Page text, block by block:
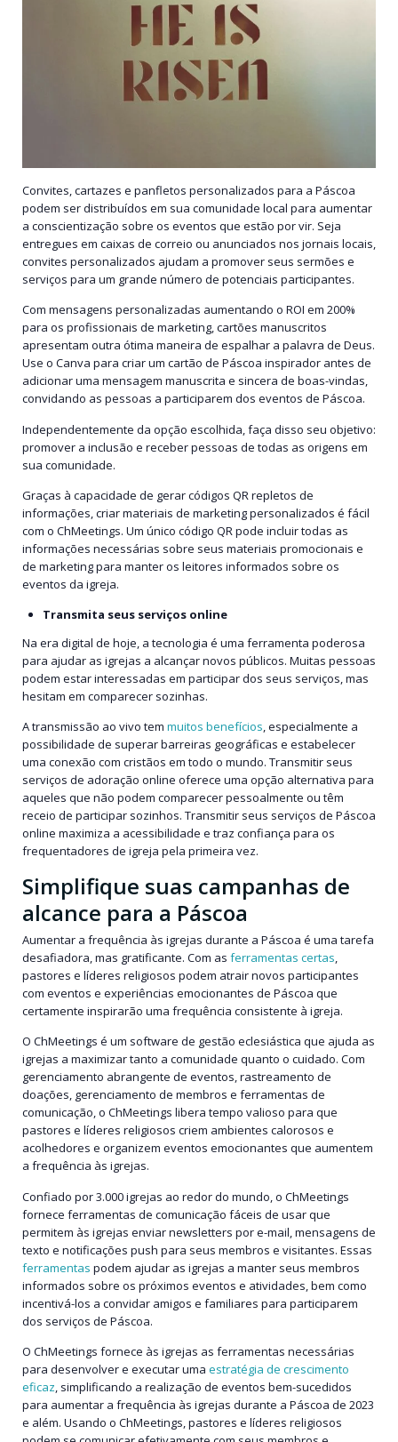
Convites, cartazes e panfletos personalizados para a Páscoa
podem ser distribuídos em sua comunidade local para aumentar
a conscientização sobre os eventos que estão por vir. Seja
entregues em caixas de correio ou anunciados nos jornais locais,
convites personalizados ajudam a promover seus sermões e
serviços para um grande número de potenciais participantes.
Com mensagens personalizadas aumentando o ROI em 200%
para os profissionais de marketing, cartões manuscritos
apresentam outra ótima maneira de espalhar a palavra de Deus.
Use o Canva para criar um cartão de Páscoa inspirador antes de
adicionar uma mensagem manuscrita e sincera de boas-vindas,
convidando as pessoas a participarem dos eventos de Páscoa.
Independentemente da opção escolhida, faça disso seu objetivo:
promover a inclusão e receber pessoas de todas as origens em
sua comunidade.
Graças à capacidade de gerar códigos QR repletos de
informações, criar materiais de marketing personalizados é fácil
com o ChMeetings. Um único código QR pode incluir todas as
informações necessárias sobre seus materiais promocionais e
de marketing para manter os leitores informados sobre os
eventos da igreja.
Transmita seus serviços online
Na era digital de hoje, a tecnologia é uma ferramenta poderosa
para ajudar as igrejas a alcançar novos públicos. Muitas pessoas
podem estar interessadas em participar dos seus serviços, mas
hesitam em comparecer sozinhas.
A transmissão ao vivo tem muitos benefícios, especialmente a
possibilidade de superar barreiras geográficas e estabelecer
uma conexão com cristãos em todo o mundo. Transmitir seus
serviços de adoração online oferece uma opção alternativa para
aqueles que não podem comparecer pessoalmente ou têm
receio de participar sozinhos. Transmitir seus serviços de Páscoa
online maximiza a acessibilidade e traz confiança para os
frequentadores de igreja pela primeira vez.
Simplifique suas campanhas de
alcance para a Páscoa
Aumentar a frequência às igrejas durante a Páscoa é uma tarefa
desafiadora, mas gratificante. Com as ferramentas certas,
pastores e líderes religiosos podem atrair novos participantes
com eventos e experiências emocionantes de Páscoa que
certamente inspirarão uma frequência consistente à igreja.
O ChMeetings é um software de gestão eclesiástica que ajuda as
igrejas a maximizar tanto a comunidade quanto o cuidado. Com
gerenciamento abrangente de eventos, rastreamento de
doações, gerenciamento de membros e ferramentas de
comunicação, o ChMeetings libera tempo valioso para que
pastores e líderes religiosos criem ambientes calorosos e
acolhedores e organizem eventos emocionantes que aumentem
a frequência às igrejas.
Confiado por 3.000 igrejas ao redor do mundo, o ChMeetings
fornece ferramentas de comunicação fáceis de usar que
permitem às igrejas enviar newsletters por e-mail, mensagens de
texto e notificações push para seus membros e visitantes. Essas
ferramentas podem ajudar as igrejas a manter seus membros
informados sobre os próximos eventos e atividades, bem como
incentivá-los a convidar amigos e familiares para participarem
dos serviços de Páscoa.
O ChMeetings fornece às igrejas as ferramentas necessárias
para desenvolver e executar uma estratégia de crescimento
eficaz, simplificando a realização de eventos bem-sucedidos
para aumentar a frequência às igrejas durante a Páscoa de 2023
e além. Usando o ChMeetings, pastores e líderes religiosos